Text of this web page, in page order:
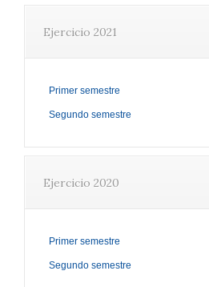
Ejercicio 2021
Primer semestre
Segundo semestre
Ejercicio 2020
Primer semestre
Segundo semestre